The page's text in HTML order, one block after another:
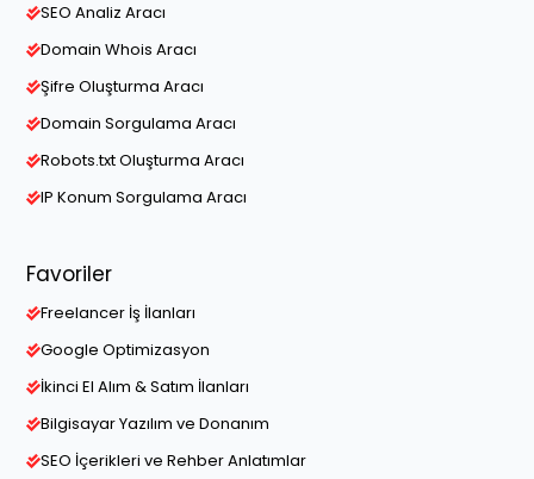
SEO Analiz Aracı
Domain Whois Aracı
Şifre Oluşturma Aracı
Domain Sorgulama Aracı
Robots.txt Oluşturma Aracı
IP Konum Sorgulama Aracı
Favoriler
Freelancer İş İlanları
Google Optimizasyon
İkinci El Alım & Satım İlanları
Bilgisayar Yazılım ve Donanım
SEO İçerikleri ve Rehber Anlatımlar